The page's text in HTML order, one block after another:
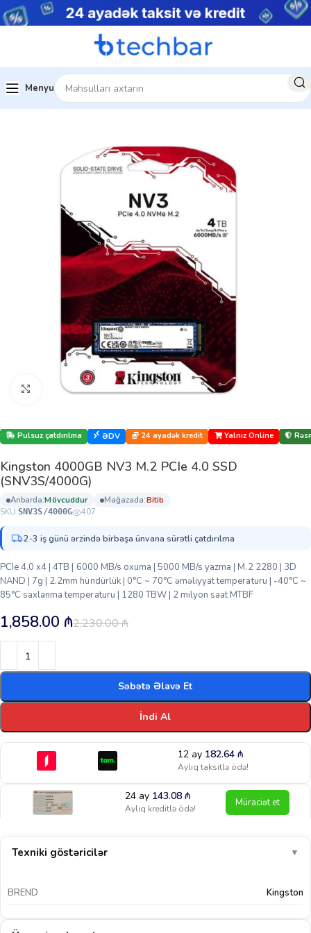
Menyu
Ev Kompüter hissələri Daxili SSD
Böyütmək üçün klikləyin
Pulsuz çatdırılma ƏDV 24 ayadək kredit Yalnız Online
Kingston 4000GB NV3 M.2 PCIe 4.0 SSD
(SNV3S/4000G)
anbarda: mövcuddur mağazada:
bi̇ti̇b
SKU:SNV3S/4000G 407
2-3 iş günü ərzində birbaşa ünvana sürətli çatdırılma
PCIe 4.0 x4 | 4TB | 6000 MB/s oxuma | 5000 MB/s yazma | M.2 2280 | 3D
NAND | 7g | 2.2mm hündürlük | 0°C ~ 70°C əməliyyat temperaturu | -40°C ~
85°C saxlanma temperaturu | 1280 TBW | 2 milyon saat MTBF
2,230.00₼
1,858.00 ₼
Səbətə Əlavə Et
İndi Al
12 ay 182.64 ₼
Aylıq taksitlə ödə!
24 ay 143.08₼
Aylıq kreditlə ödə! Müraciət et
Texniki göstəricilər ▼
BREND Kingston